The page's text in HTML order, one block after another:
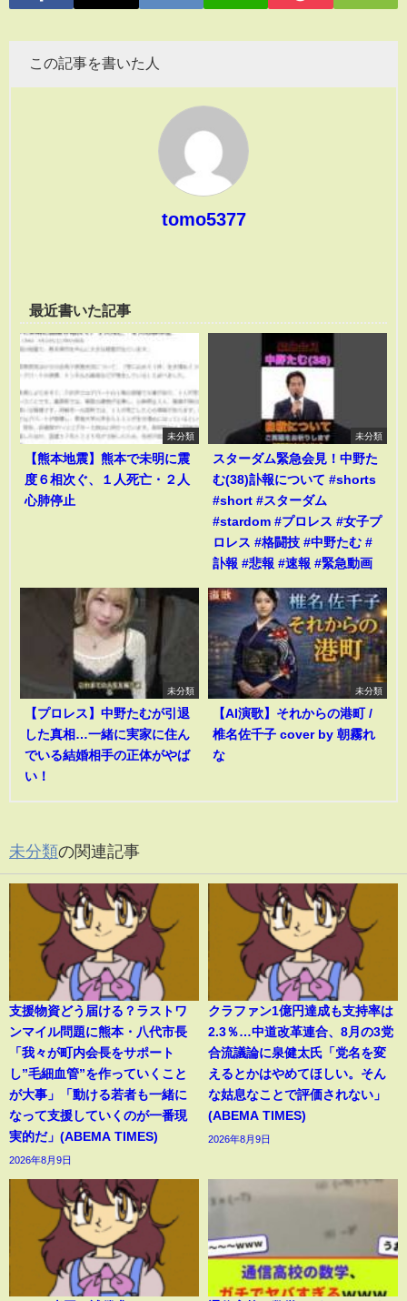
この記事を書いた人
tomo5377
最近書いた記事
未分類
【熊本地震】熊本で未明に震
度６相次ぐ、１人死亡・２人
心肺停止
未分類
スターダム緊急会見！中野た
む(38)訃報について #shorts
#short #スターダム
#stardom #プロレス #女子プ
ロレス #格闘技 #中野たむ #
訃報 #悲報 #速報 #緊急動画
未分類
【プロレス】中野たむが引退
した真相…一緒に実家に住ん
でいる結婚相手の正体がやば
い！
未分類
【AI演歌】それからの港町 /
椎名佐千子 cover by 朝霧れ
な
未分類の関連記事
支援物資どう届ける？ラストワ
ンマイル問題に熊本・八代市長
「我々が町内会長をサポート
し”毛細血管”を作っていくこと
が大事」「動ける若者も一緒に
なって支援していくのが一番現
実的だ」(ABEMA TIMES)
2026年8月9日
クラファン1億円達成も支持率は
2.3％…中道改革連合、8月の3党
合流議論に泉健太氏「党名を変
えるとかはやめてほしい。そん
な姑息なことで評価されない」
(ABEMA TIMES)
2026年8月9日